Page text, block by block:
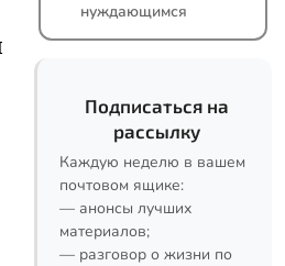
нуждающимся
Подписаться на
рассылку
Каждую неделю в вашем
почтовом ящике:
— анонсы лучших
материалов;
— разговор о жизни по